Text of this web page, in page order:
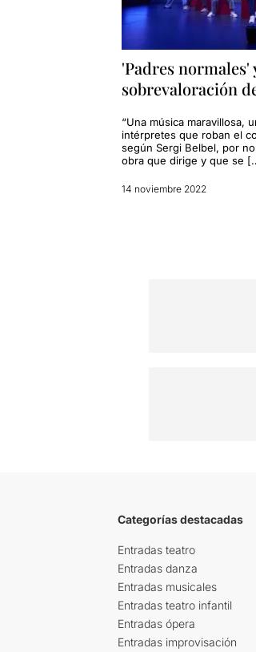
'Padres normales'
sobrevaloración
“Una música maravillosa,
intérpretes que roban el
según Sergi Belbel, por
obra que dirige y que se
14 noviembre 2022
Categorías destacadas
Entradas teatro
Entradas danza
Entradas musicales
Entradas teatro infantil
Entradas ópera
Entradas improvisación